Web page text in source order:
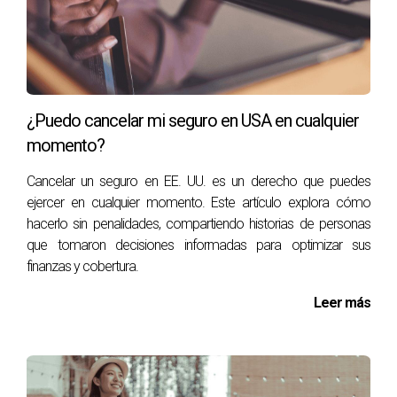
Caso de Estudio 3: Travel Guard
Travel Guard es conocida por su excelente servicio al
cliente y sus amplias opciones de cobertura. Un caso
a Disneylandia. Antes del viaje, contrató un seguro con
Travel Guard por recomendación de amigos. Cuando su
hijo contrajo una enfermedad repentina justo antes del
viaje, Travel Guard le permitió cancelar sin penalización y
reembolsar todos los gastos no reembolsables. Esta
experiencia positiva subraya la importancia del seguro
médico no solo para emergencias médicas durante el
viaje, sino también para situaciones imprevistas antes del
Conclusión
¿Puedo cancelar mi seguro en USA en cualquier
momento?
Cancelar un seguro en EE. UU. es un derecho que puedes
ejercer en cualquier momento. Este artículo explora cómo
hacerlo sin penalidades, compartiendo historias de personas
que tomaron decisiones informadas para optimizar sus
finanzas y cobertura.
Leer más